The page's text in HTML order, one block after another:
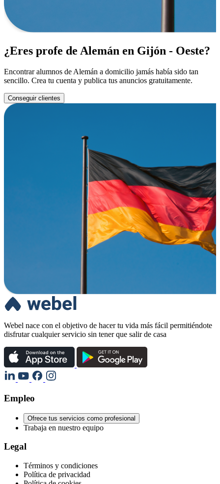
¿Eres profe de Alemán en Gijón - Oeste?
Encontrar alumnos de Alemán a domicilio jamás había sido tan
sencillo. Crea tu cuenta y publica tus anuncios gratuitamente.
Conseguir clientes
Webel nace con el objetivo de hacer tu vida más fácil permitiéndote
disfrutar cualquier servicio sin tener que salir de casa
Empleo
Ofrece tus servicios como profesional
Trabaja en nuestro equipo
Legal
Términos y condiciones
Política de privacidad